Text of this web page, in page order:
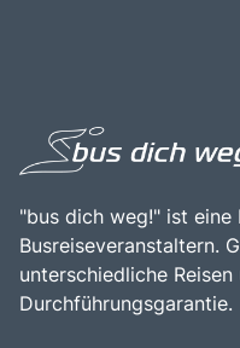
"bus dich weg!" ist
Busreiseveranstaltern.
unterschiedliche
Durchführungsgarantie.